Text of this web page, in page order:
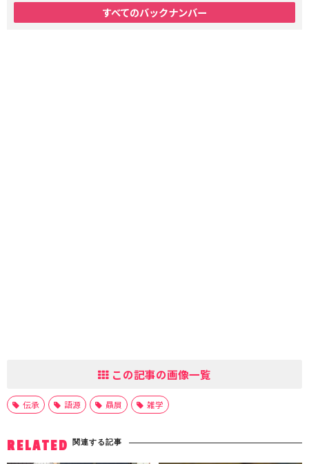
すべてのバックナンバー
この記事の画像一覧
伝承 語源 贔屓 雑学
RELATED 関連する記事